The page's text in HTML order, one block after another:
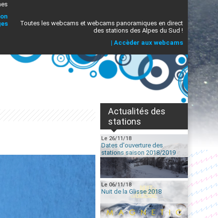
Toutes les webcams et webcams panoramiques en direct
des stations des Alpes du Sud !
| Accèder aux webcams
Actualités des
stations
Le 26/11/18
Dates d'ouverture des
stations saison 2018/2019
Le 06/11/18
Nuit de la Glisse 2018